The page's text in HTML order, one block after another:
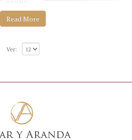
0
b
Read More
Ver: